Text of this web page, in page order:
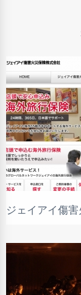
ジェイアイ傷